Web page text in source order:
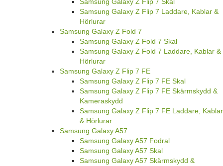
Samsung Galaxy Z Flip 7 Skal
Samsung Galaxy Z Flip 7 Laddare, Kablar &
Hörlurar
Samsung Galaxy Z Fold 7
Samsung Galaxy Z Fold 7 Skal
Samsung Galaxy Z Fold 7 Laddare, Kablar &
Hörlurar
Samsung Galaxy Z Flip 7 FE
Samsung Galaxy Z Flip 7 FE Skal
Samsung Galaxy Z Flip 7 FE Skärmskydd &
Kameraskydd
Samsung Galaxy Z Flip 7 FE Laddare, Kablar
& Hörlurar
Samsung Galaxy A57
Samsung Galaxy A57 Fodral
Samsung Galaxy A57 Skal
Samsung Galaxy A57 Skärmskydd &